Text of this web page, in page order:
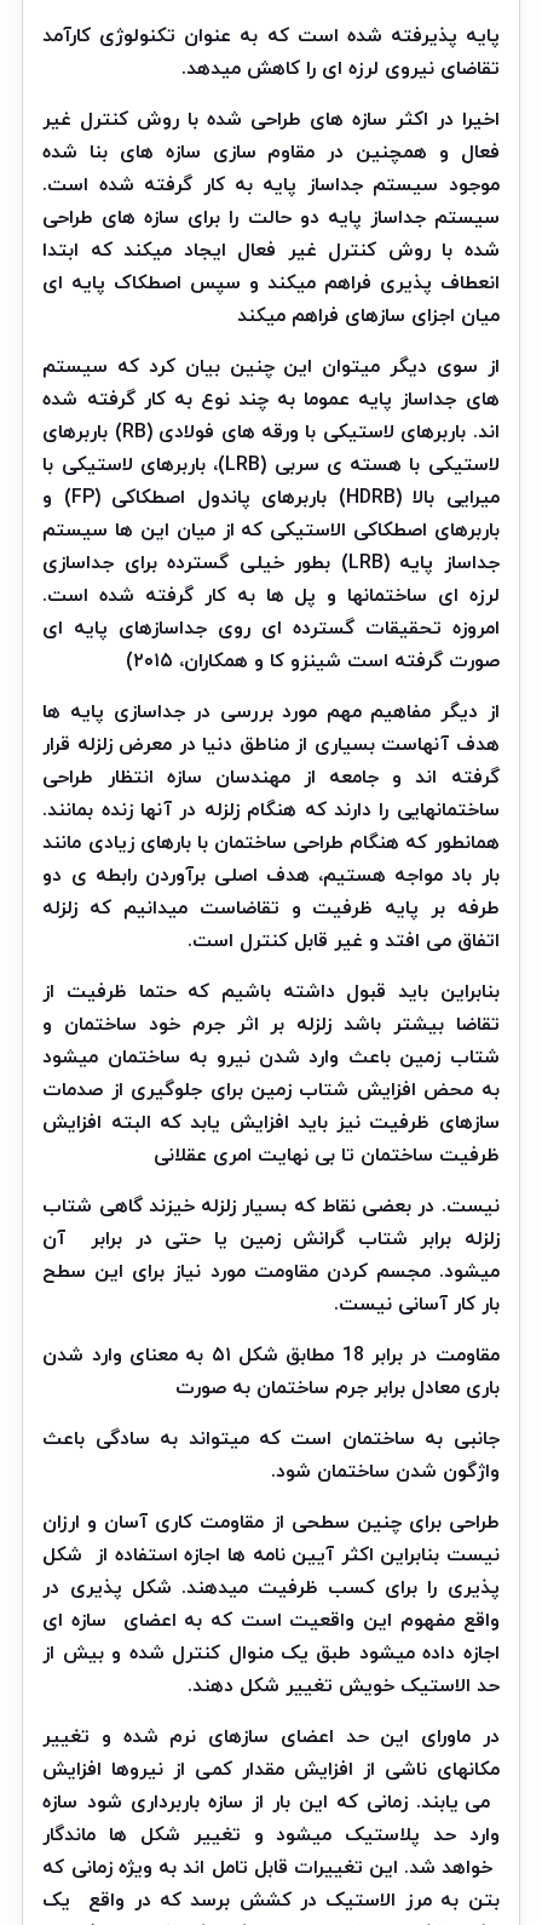
پایه پذیرفته شده است که به عنوان تکنولوژی کارآمد
تقاضای نیروی لرزه ای را کاهش میدهد.
اخیرا در اکثر سازه های طراحی شده با روش کنترل غیر
فعال و همچنین در مقاوم سازی سازه های بنا شده
موجود سیستم جداساز پایه به کار گرفته شده است.
سیستم جداساز پایه دو حالت را برای سازه های طراحی
شده با روش کنترل غیر فعال ایجاد میکند که ابتدا
انعطاف پذیری فراهم میکند و سپس اصطکاک پایه ای
میان اجزای سازهای فراهم میکند
از سوی دیگر میتوان این چنین بیان کرد که سیستم
های جداساز پایه عموما به چند نوع به کار گرفته شده
اند. باربرهای لاستیکی با ورقه های فولادی
(RB) باربرهای
لاستیکی با هسته ی سربی (LRB)، باربرهای لاستیکی با
میرایی بالا (HDRB) باربرهای پاندول اصطکاکی (FP) و
باربرهای اصطکاکی الاستیکی که از میان این ها سیستم
جداساز پایه (LRB) بطور خیلی گسترده برای جداسازی
لرزه ای ساختمانها و پل ها به کار گرفته شده است.
امروزه تحقیقات گسترده ای روی جداسازهای پایه ای
صورت گرفته است شینزو کا و همکاران، ۲۰۱۵)
از دیگر مفاهیم مهم مورد بررسی در جداسازی پایه ها
هدف آنهاست بسیاری از مناطق دنیا در معرض زلزله قرار
گرفته اند و جامعه از مهندسان سازه انتظار طراحی
ساختمانهایی را دارند که هنگام زلزله در آنها زنده بمانند.
همانطور که هنگام طراحی ساختمان با بارهای زیادی مانند
بار باد مواجه هستیم، هدف اصلی برآوردن رابطه ی دو
طرفه بر پایه ظرفیت و تقاضاست میدانیم که زلزله
اتفاق می افتد و غیر قابل کنترل است.
بنابراین باید قبول داشته باشیم که حتما ظرفیت از
تقاضا بیشتر باشد زلزله بر اثر جرم خود ساختمان و
شتاب زمین باعث وارد شدن نیرو به ساختمان میشود
به محض افزایش شتاب زمین برای جلوگیری از صدمات
سازهای ظرفیت نیز باید افزایش یابد که البته افزایش
ظرفیت ساختمان تا بی نهایت امری عقلانی
نیست. در بعضی نقاط که بسیار زلزله خیزند گاهی شتاب
زلزله برابر شتاب گرانش زمین یا حتی در برابر
آن
میشود. مجسم کردن مقاومت مورد نیاز برای این سطح
بار کار آسانی نیست.
مقاومت در برابر 18 مطابق شکل ۵۱ به معنای وارد شدن
باری معادل برابر جرم ساختمان به صورت
جانبی به ساختمان است که میتواند به سادگی باعث
واژگون شدن ساختمان شود.
طراحی برای چنین سطحی از مقاومت کاری آسان و ارزان
نیست بنابراین اکثر آیین نامه ها اجازه استفاده از
شکل
پذیری را برای کسب ظرفیت میدهند. شکل پذیری در
واقع مفهوم این واقعیت است که به اعضای
سازه ای
اجازه داده میشود طبق یک منوال کنترل شده و بیش از
حد الاستیک خویش تغییر شکل دهند.
در ماورای این حد اعضای سازهای نرم شده و تغییر
مکانهای ناشی از افزایش مقدار کمی از نیروها افزایش
می یابند. زمانی که این بار از سازه باربرداری شود سازه
وارد حد پلاستیک میشود و تغییر شکل ها ماندگار
خواهد شد. این تغییرات قابل تامل اند به ویژه زمانی که
بتن به مرز الاستیک در کشش برسد که در واقع
یک